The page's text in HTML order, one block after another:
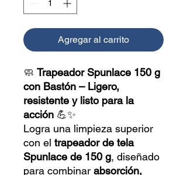
Agregar al carrito
🧼 Trapeador Spunlace 150 g
con Bastón – Ligero,
resistente y listo para la
acción 💪✨
Logra una limpieza superior
con el trapeador de tela
Spunlace de 150 g, diseñado
para combinar absorción,